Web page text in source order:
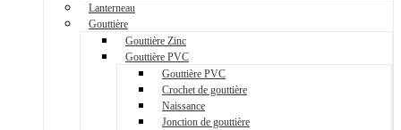
Lanterneau
Gouttière
Gouttière Zinc
Gouttière PVC
Gouttière PVC
Crochet de gouttière
Naissance
Jonction de gouttière